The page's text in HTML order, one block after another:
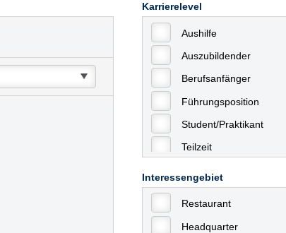
Karrierelevel
Aushilfe
Auszubildender
Berufsanfänger
Führungsposition
Student/Praktikant
Teilzeit
Interessengebiet
Restaurant
Headquarter